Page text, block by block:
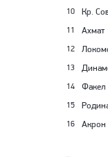
10 Кр.
11 Ахмат
12
13
14 Факел
15
16 Акрон